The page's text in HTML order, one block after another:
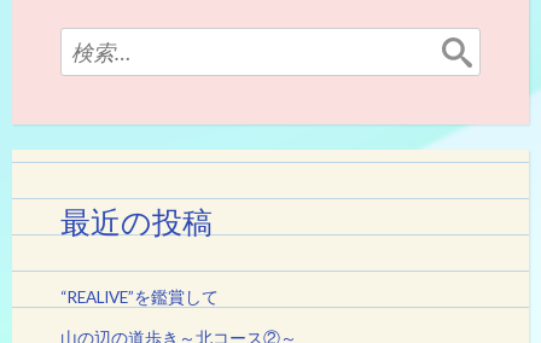
索:
最近の投稿
“REALIVE”を鑑賞して
山の辺の道歩き～北コース②～